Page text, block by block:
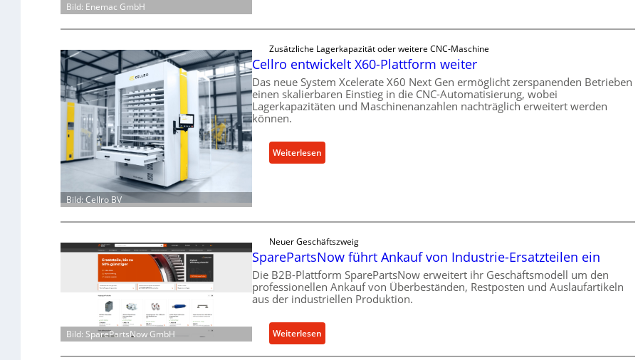
Bild: Enemac GmbH
i
c
h
e
r
e
r
t
c
h
u
t
f
ü
r
Bild: Cellro BV
Zusätzliche Lagerkapazität oder weitere CNC-Maschine
Cellro entwickelt X60-Plattform weiter
Das neue System Xcelerate X60 Next Gen ermöglicht zerspanenden Betrieben
einen skalierbaren Einstieg in die CNC-Automatisierung, wobei
Lagerkapazitäten und Maschinenanzahlen nachträglich erweitert werden
können.
Weiterlesen
C
r
o
e
n
t
w
k
Bild: SparePartsNow GmbH
Neuer Geschäftszweig
SparePartsNow führt Ankauf von Industrie-Ersatzteilen ein
Die B2B-Plattform SparePartsNow erweitert ihr Geschäftsmodell um den
professionellen Ankauf von Überbeständen, Restposten und Auslaufartikeln
aus der industriellen Produktion.
Weiterlesen
S